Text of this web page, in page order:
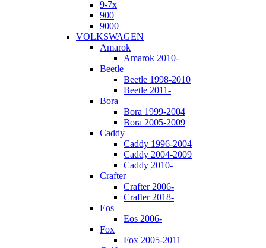
9-7x
900
9000
VOLKSWAGEN
Amarok
Amarok 2010-
Beetle
Beetle 1998-2010
Beetle 2011-
Bora
Bora 1999-2004
Bora 2005-2009
Caddy
Caddy 1996-2004
Caddy 2004-2009
Caddy 2010-
Crafter
Crafter 2006-
Crafter 2018-
Eos
Eos 2006-
Fox
Fox 2005-2011